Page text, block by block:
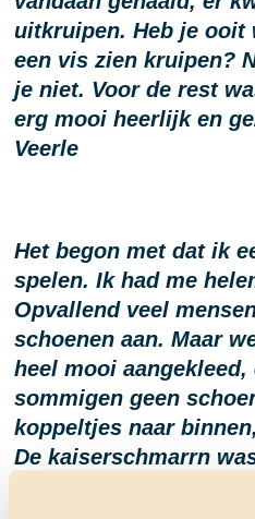
uitkruipen. Heb je ooit
een vis zien kruipen?
je niet. Voor de rest
erg mooi heerlijk en
Veerle
Het begon met dat ik
spelen. Ik had me
Opvallend veel
schoenen aan. Maar
heel mooi aangekleed,
sommigen geen
koppeltjes naar
De kaiserschmarrn
hem helemaal